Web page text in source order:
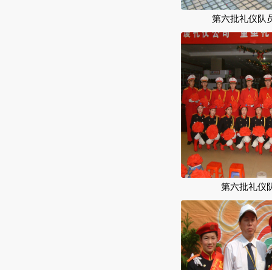
第六批礼仪队
第六批礼仪